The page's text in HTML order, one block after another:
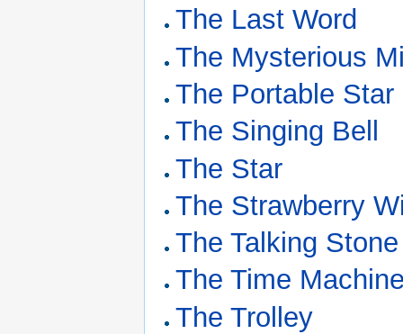
The Last Word
The Mysterious
The Portable Star
The Singing Bell
The Star
The Strawberry
The Talking Stone
The Time
The Trolley